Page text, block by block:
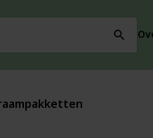
search